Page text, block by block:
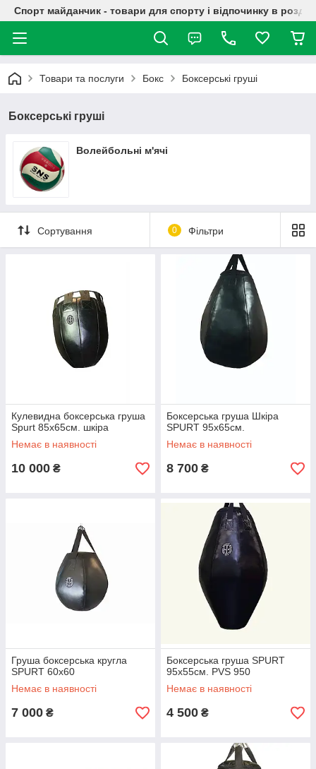
Спорт майданчик - товари для спорту і відпочинку в
Товари та послуги Бокс Боксерські груші
Боксерські груші
Волейбольні м'ячі
Сортування 0 Фільтри
Кулевидна боксерська груша
Spurt 85х65см. шкіра
Немає в наявності
10 000 ₴
Боксерська груша Шкіра
SPURT 95х65см.
Немає в наявності
8 700 ₴
Груша боксерська кругла
SPURT 60х60
Немає в наявності
7 000 ₴
Боксерська груша SPURT
95х55см. PVS 950
Немає в наявності
4 500 ₴